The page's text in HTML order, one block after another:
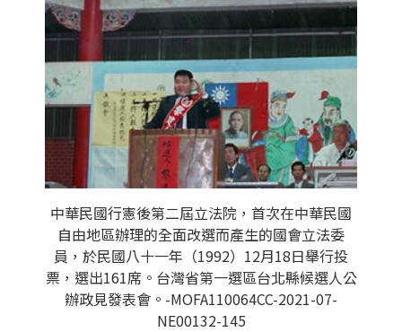
中華民國行憲後第二屆立法院，首次在中華民國
自由地區辦理的全面改選而產生的國會立法委
員，於民國八十一年（1992）12月18日舉行投
票，選出161席。台灣省第一選區台北縣候選人公
辦政見發表會。-MOFA110064CC-2021-07-
NE00132-145